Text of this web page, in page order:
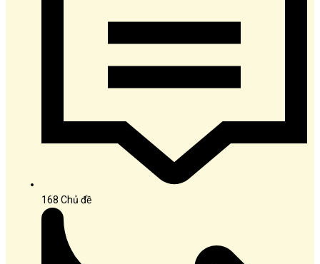
168 Chủ đề